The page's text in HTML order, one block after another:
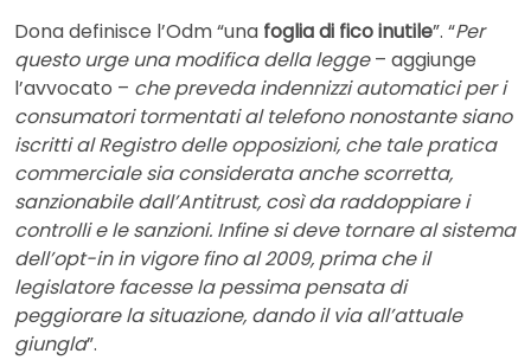
Dona definisce l’Odm “una foglia di fico inutile”. “Per
questo urge una modifica della legge– aggiunge
l’avvocato – che preveda indennizzi automatici per i
consumatori tormentati al telefono nonostante siano
iscritti al Registro delle opposizioni, che tale pratica
commerciale sia considerata anche scorretta,
sanzionabile dall’Antitrust, così da raddoppiare i
controlli e le sanzioni. Infine si deve tornare al sistema
dell’opt-in in vigore fino al 2009, prima che il
legislatore facesse la pessima pensata di
peggiorare la situazione, dando il via all’attuale
giungla”.